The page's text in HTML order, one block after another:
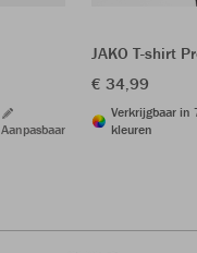
Aanpasbaar
JAKO T-shirt
€ 34,99
Verkrijgbaar in
kleuren